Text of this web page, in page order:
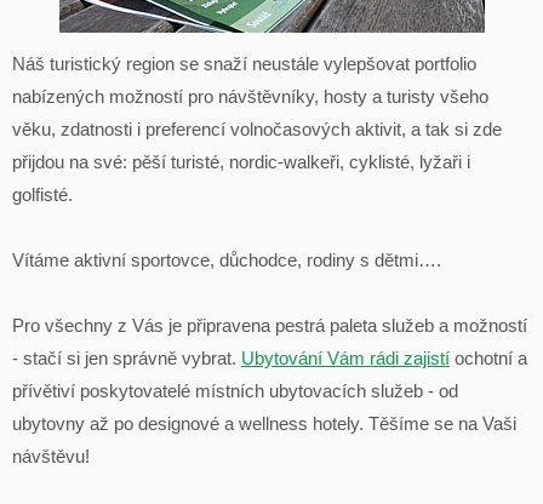
Náš turistický region se snaží neustále vylepšovat portfolio
nabízených možností pro návštěvníky, hosty a turisty všeho
věku, zdatnosti i preferencí volnočasových aktivit, a tak si zde
přijdou na své: pěší turisté, nordic-walkeři, cyklisté, lyžaři i
golfisté.
Vítáme aktivní sportovce, důchodce, rodiny s dětmi….
Pro všechny z Vás je připravena pestrá paleta služeb a možností
- stačí si jen správně vybrat. Ubytování Vám rádi zajistí ochotní a
přívětiví poskytovatelé místních ubytovacích služeb - od
ubytovny až po designové a wellness hotely. Těšíme se na Vaši
návštěvu!